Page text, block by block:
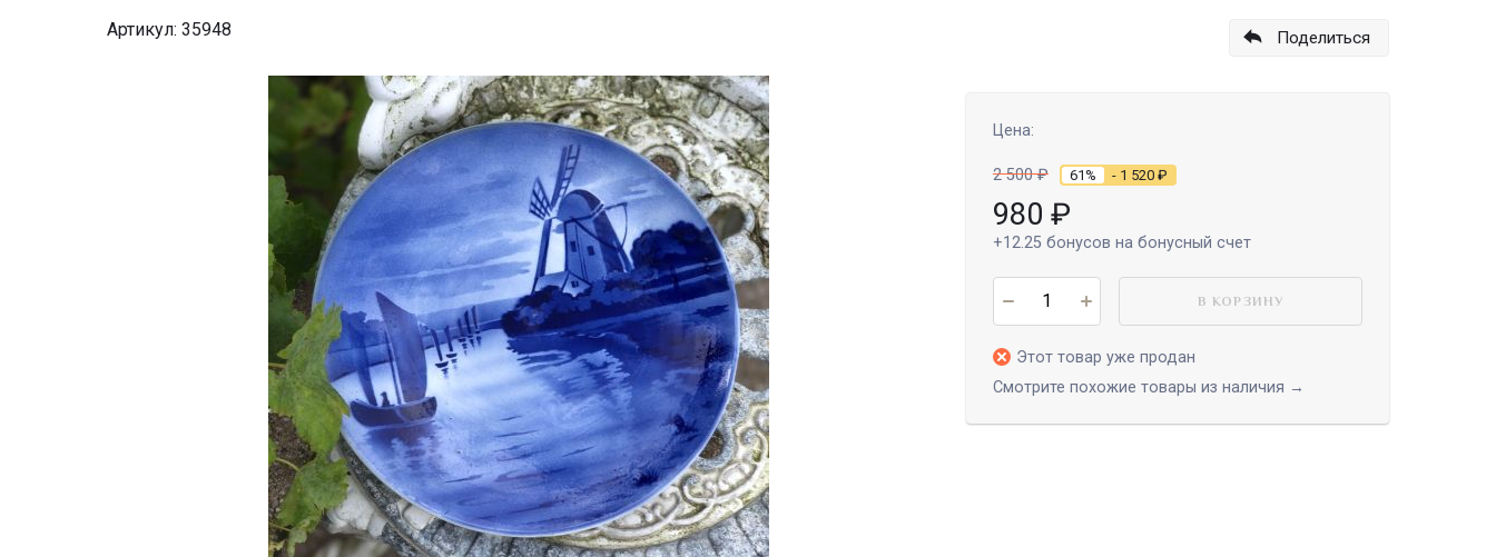
Артикул: 35948 Поделиться
Цена:
2 500₽ 61% - 1 520 ₽
980 ₽
+12.25 бонусов на бонусный счет
В КОРЗИНУ
Этот товар уже продан
Смотрите похожие товары из наличия →